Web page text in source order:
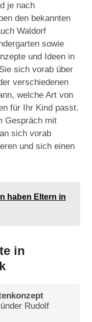
je nach
den bekannten
Waldorf
sowie
und Ideen in
sich vorab über
verschiedenen
welche Art von
für Ihr Kind passt.
Gespräch mit
sich vorab
und sich einen
haben Eltern in
in
Rudolf